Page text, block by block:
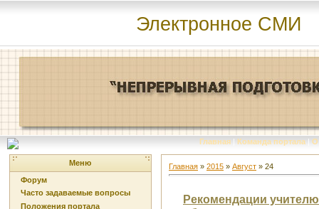
Электронное СМИ
Главная | Команда портала | О
Меню
Форум
Часто задаваемые вопросы
Положения портала
Главная » 2015 » Август » 24
Рекомендации